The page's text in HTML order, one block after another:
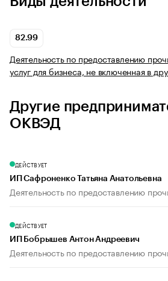
82.99
Деятельность по предоставлению
услуг для бизнеса, не включенная в
Другие
ОКВЭД
ДЕЙСТВУЕТ
ИП Сафроненко Татьяна Анатольевна
Деятельность по предоставлению
ДЕЙСТВУЕТ
ИП Бобрышев Антон Андреевич
Деятельность по предоставлению